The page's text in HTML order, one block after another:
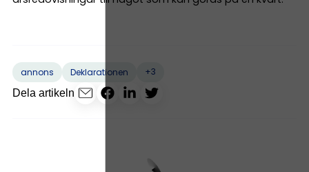
annons Deklarationen
+3
Dela artikeln